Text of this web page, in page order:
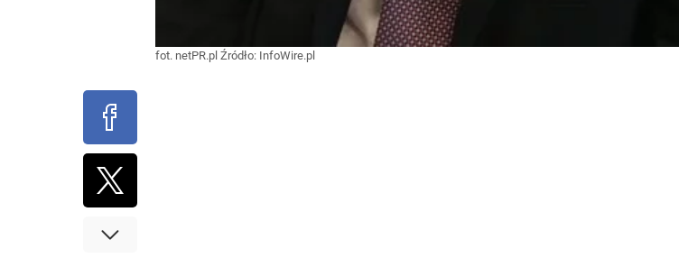
fot. netPR.pl Źródło: InfoWire.pl